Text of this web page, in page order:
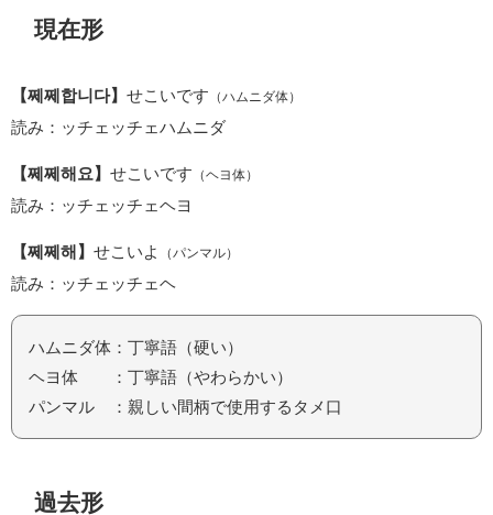
現在形
【쩨쩨합니다】 せこいです （ハムニダ体）
読み：ッチェッチェハムニダ
【쩨쩨해요】 せこいです （ヘヨ体）
読み：ッチェッチェヘヨ
【쩨쩨해】 せこいよ （パンマル）
読み：ッチェッチェヘ
ハムニダ体：丁寧語（硬い）
ヘヨ体 ：丁寧語（やわらかい）
パンマル ：親しい間柄で使用するタメ口
過去形